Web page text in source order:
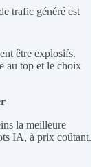
trafic généré est
être explosifs.
au top et le choix
la meilleure
IA, à prix coûtant.